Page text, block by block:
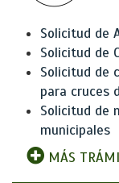
Solicitud de
Solicitud de
Solicitud de
para cruces
Solicitud de
municipales
MÁS